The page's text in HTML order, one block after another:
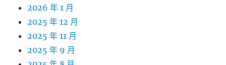
2026 年 1 月
2025 年 12 月
2025 年 11 月
2025 年 9 月